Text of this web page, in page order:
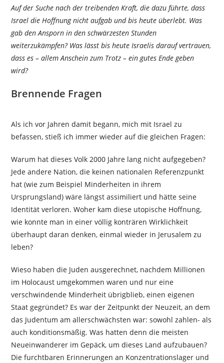
Auf der Suche nach der treibenden Kraft, die dazu führte, dass
Israel die Hoffnung nicht aufgab und bis heute überlebt. Was
gab den Ansporn in den schwärzesten Stunden
weiterzukämpfen? Was lässt bis heute Israelis darauf vertrauen,
dass es – allem Anschein zum Trotz – ein gutes Ende geben
wird?
Brennende Fragen
Als ich vor Jahren damit begann, mich mit Israel zu
befassen, stieß ich immer wieder auf die gleichen Fragen:
Warum hat dieses Volk 2000 Jahre lang nicht aufgegeben?
Jede andere Nation, die keinen nationalen Referenzpunkt
hat (wie zum Beispiel Minderheiten in ihrem
Ursprungsland) wäre längst assimiliert und hätte seine
Identität verloren. Woher kam diese utopische Hoffnung,
wie konnte man in einer völlig konträren Wirklichkeit
überhaupt daran denken, einmal wieder in Jerusalem zu
leben?
Wieso haben die Juden ausgerechnet, nachdem Millionen
im Holocaust umgekommen waren und nur eine
verschwindende Minderheit übrigblieb, einen eigenen
Staat gegründet? Es war der Zeitpunkt der Neuzeit, an dem
das Judentum am allerschwächsten war: sowohl zahlen- als
auch konditionsmäßig. Was hatten denn die meisten
Neueinwanderer im Gepäck, um dieses Land aufzubauen?
Die furchtbaren Erinnerungen an Konzentrationslager und